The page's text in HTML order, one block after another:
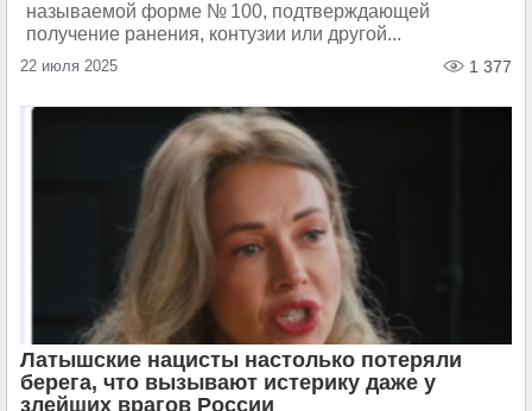
называемой форме № 100, подтверждающей
получение ранения, контузии или другой...
22 июля 2025 1 377
Латышские нацисты настолько потеряли
берега, что вызывают истерику даже у
злейших врагов России